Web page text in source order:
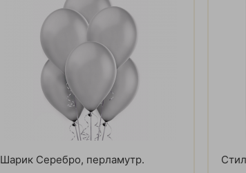
Шарик Серебро, перламутр.